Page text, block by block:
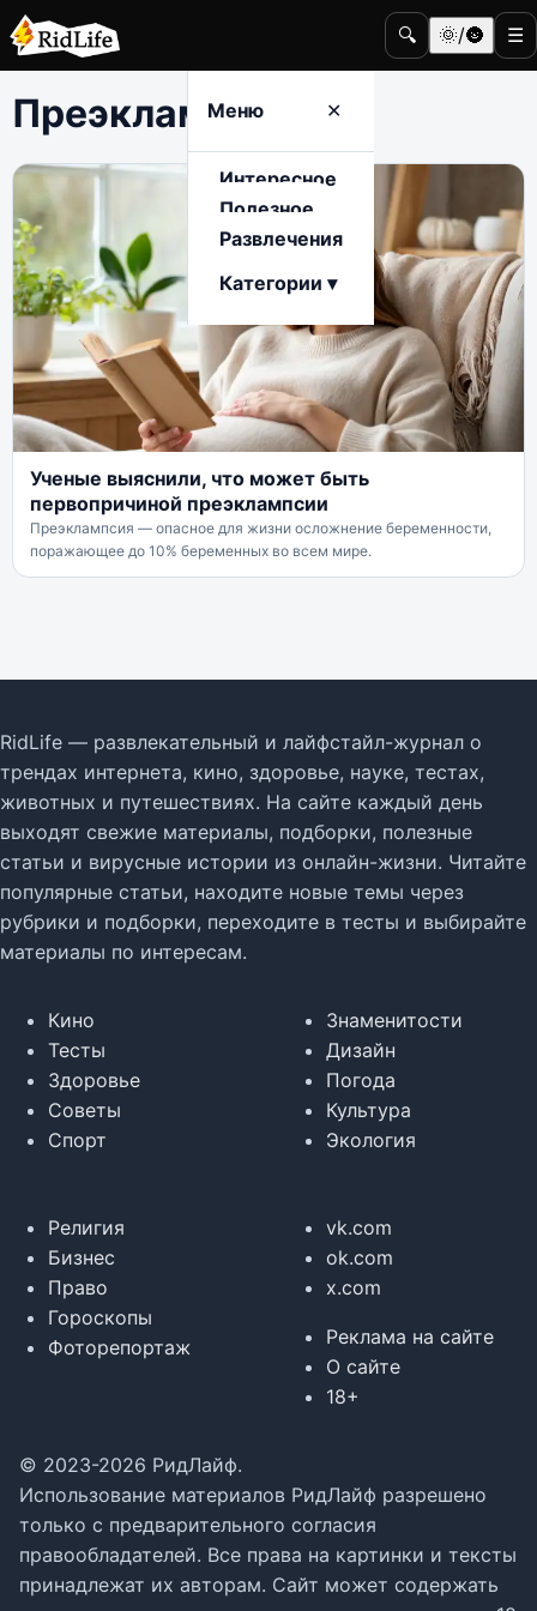
🔍 🌞/🌚 ☰
Меню ✕
Интересное
Полезное
Развлечения
Категории ▾
Преэклампсия
Ученые выяснили, что может быть
первопричиной преэклампсии
Преэклампсия — опасное для жизни осложнение беременности,
поражающее до 10% беременных во всем мире.
RidLife — развлекательный и лайфстайл-журнал о
трендах интернета, кино, здоровье, науке, тестах,
животных и путешествиях. На сайте каждый день
выходят свежие материалы, подборки, полезные
статьи и вирусные истории из онлайн-жизни. Читайте
популярные статьи, находите новые темы через
рубрики и подборки, переходите в тесты и выбирайте
материалы по интересам.
Кино
Тесты
Здоровье
Советы
Спорт
Знаменитости
Дизайн
Погода
Культура
Экология
Религия
Бизнес
Право
Гороскопы
Фоторепортаж
vk.com
ok.com
x.com
Реклама на сайте
О сайте
18+
© 2023-2026 РидЛайф.
Использование материалов РидЛайф разрешено
только с предварительного согласия
правообладателей. Все права на картинки и тексты
принадлежат их авторам. Сайт может содержать